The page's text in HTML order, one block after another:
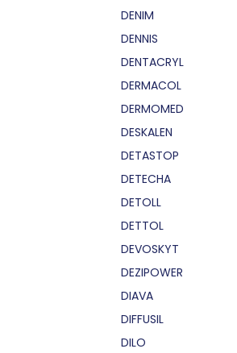
DENIM
DENNIS
DENTACRYL
DERMACOL
DERMOMED
DESKALEN
DETASTOP
DETECHA
DETOLL
DETTOL
DEVOSKYT
DEZIPOWER
DIAVA
DIFFUSIL
DILO